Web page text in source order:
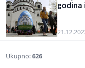
godina
Ukupno:626